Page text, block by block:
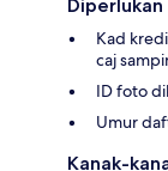
Kad
caj
ID foto
Umur
Kanak-